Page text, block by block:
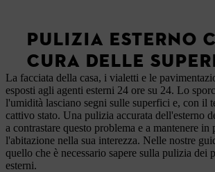
PULIZIA ESTERNO
CURA DELLE
La facciata della casa, i vialetti e le
esposti agli agenti esterni 24 ore su 24. Lo
l'umidità lasciano segni sulle superfici e, con il
cattivo stato. Una pulizia accurata dell'esterno
a contrastare questo problema e a mantenere in
l'abitazione nella sua interezza. Nelle nostre
quello che è necessario sapere sulla pulizia dei
esterni.